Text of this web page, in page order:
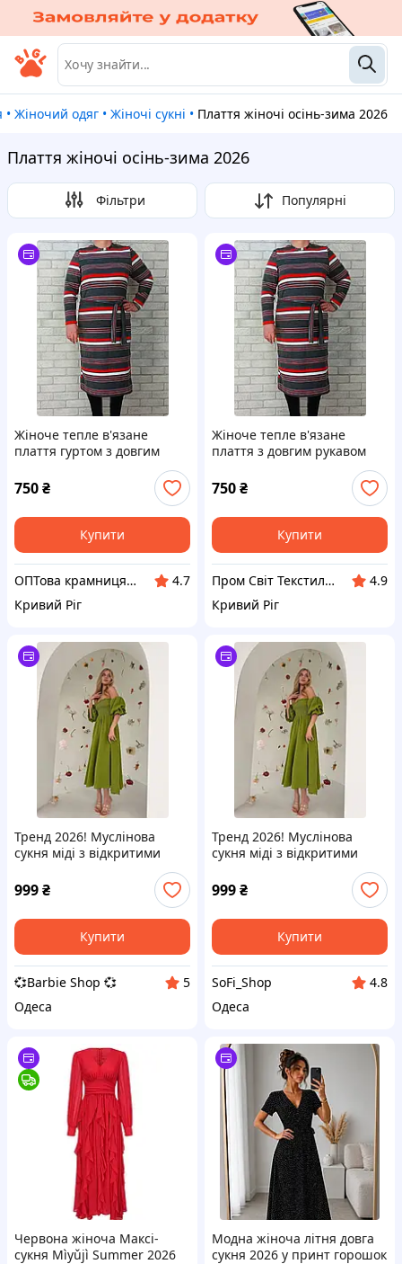
• Жіночий одяг • Жіночі сукні • Плаття жіночі осінь-зима 2026
Плаття жіночі осінь-зима 2026
Фільтри Популярні
Жіноче тепле в'язане
плаття гуртом з довгим
рукавом осінь-зима сіре в
біло-червону смужку з
поясом р.50 54
750₴
Купити
ОПТова крамниця.com
4.7
Кривий Ріг
Жіноче тепле в'язане
плаття з довгим рукавом
червону смужку з поясом
750₴
Купити
Пром Світ Текстилю - дитячий одяг в інтернет-магазині від трикотажної фабрики. Оптом, Україна
4.9
Кривий Ріг
Тренд 2026! Муслінова
сукня міді з відкритими
плечима, стильна жіноча
сукня. Розмір
універсальний 42-48 та 10
кольорів
999₴
Купити
💞Barbie Shop 💞
5
Одеса
Тренд 2026! Муслінова
сукня міді з відкритими
плечима, стильна жіноча
сукня. Розмір
універсальний 42-48 та 10
кольорів
999₴
Купити
SoFi_Shop
4.8
Одеса
Червона жіноча Максі-
сукня Mìyǔjì Summer 2026
Модна жіноча літня довга
сукня 2026 у принт горошок